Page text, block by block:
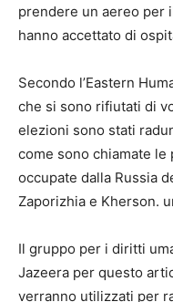
prendere un aereo per
hanno accettato di
Secondo l’Eastern
che si sono rifiutati di
elezioni sono stati
come sono chiamate
occupate dalla Russia
Zaporizhia e Kherson.
Il gruppo per i diritti
Jazeera per questo
verranno utilizzati per